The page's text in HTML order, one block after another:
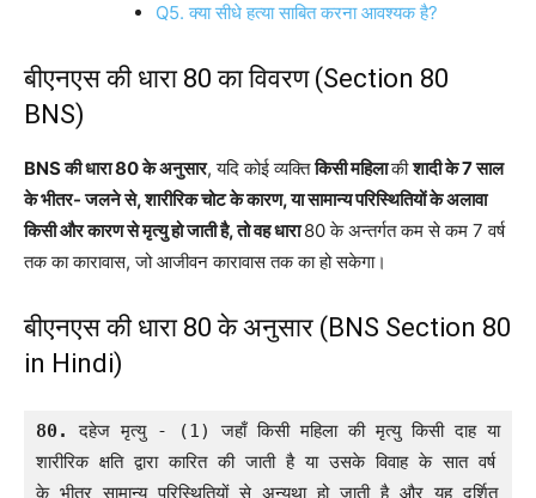
Q5. क्या सीधे हत्या साबित करना आवश्यक है?
बीएनएस की धारा 80 का विवरण (Section 80
BNS)
BNS की धारा 80 के अनुसार, यदि कोई व्यक्तिकिसी महिलाकीशादी के 7 साल
के भीतर- जलने से, शारीरिक चोट के कारण, या सामान्य परिस्थितियों के अलावा
किसी और कारण से मृत्यु हो जाती है, तो वह धारा80 के अन्तर्गत कम से कम 7 वर्ष
तक का कारावास, जो आजीवन कारावास तक का हो सकेगा।
बीएनएस की धारा 80 के अनुसार (BNS Section 80
in Hindi)
80.
दहेज मृत्यु - (1) जहाँ किसी महिला की मृत्यु किसी दाह या
शारीरिक क्षति द्वारा कारित की जाती है या उसके विवाह के सात वर्ष
के भीतर सामान्य परिस्थितियों से अन्यथा हो जाती है और यह दर्शित